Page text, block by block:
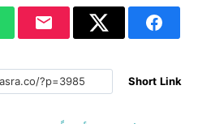
Short Link